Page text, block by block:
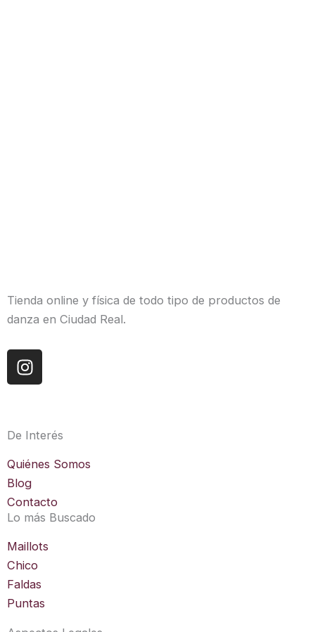
Tienda online y física de todo tipo de productos de
danza en Ciudad Real.
I
n
a
g
r
a
m
De Interés
Quiénes Somos
Blog
Contacto
Lo más Buscado
Maillots
Chico
Faldas
Puntas